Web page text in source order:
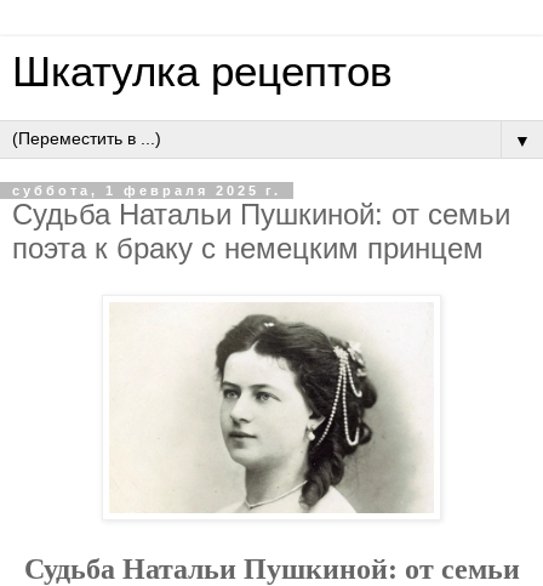
Шкатулка рецептов
▼
суббота, 1 февраля 2025 г.
Судьба Натальи Пушкиной: от семьи
поэта к браку с немецким принцем
Судьба Натальи Пушкиной: от семьи